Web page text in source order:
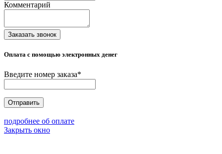
Комментарий
Заказать звонок
Оплата с помощью электронных денег
Введите номер заказа*
Отправить
подробнее об оплате
Закрыть окно